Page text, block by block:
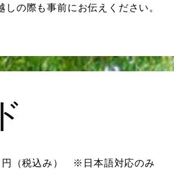
しの際も事前にお伝えください。
（税込み） ※日本語対応のみ